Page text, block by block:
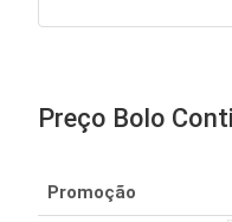
Preço Bolo
Promoção